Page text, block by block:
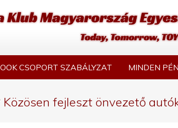
CSOPORT SZABÁLYZAT MINDEN
Közösen fejleszt önvezető